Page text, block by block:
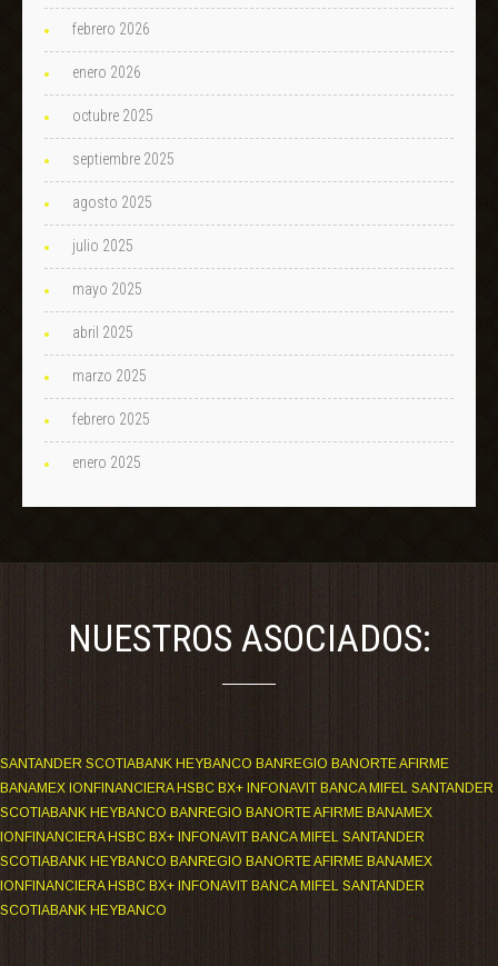
febrero 2026
enero 2026
octubre 2025
septiembre 2025
agosto 2025
julio 2025
mayo 2025
abril 2025
marzo 2025
febrero 2025
enero 2025
NUESTROS ASOCIADOS:
SANTANDER SCOTIABANK HEYBANCO BANREGIO BANORTE AFIRME
BANAMEX IONFINANCIERA HSBC BX+ INFONAVIT BANCA MIFEL SANTANDER
SCOTIABANK HEYBANCO BANREGIO BANORTE AFIRME BANAMEX
IONFINANCIERA HSBC BX+ INFONAVIT BANCA MIFEL SANTANDER
SCOTIABANK HEYBANCO BANREGIO BANORTE AFIRME BANAMEX
IONFINANCIERA HSBC BX+ INFONAVIT BANCA MIFEL SANTANDER
SCOTIABANK HEYBANCO